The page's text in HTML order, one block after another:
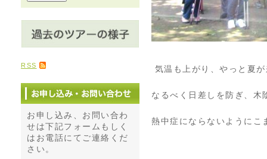
RSS
お申し込み、お問い合わ
せは下記フォームもしく
はお電話にてご連絡くだ
さい。
気温も上がり、やっと夏
なるべく日差しを防ぎ、木
熱中症にならないようにこ